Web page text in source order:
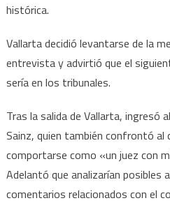
histórica.
Vallarta decidió levantarse de la
entrevista y advirtió que el
sería en los tribunales.
Tras la salida de Vallarta, ingresó
Sainz, quien también confrontó al
comportarse como «un juez con
Adelantó que analizarían posibles
comentarios relacionados con el